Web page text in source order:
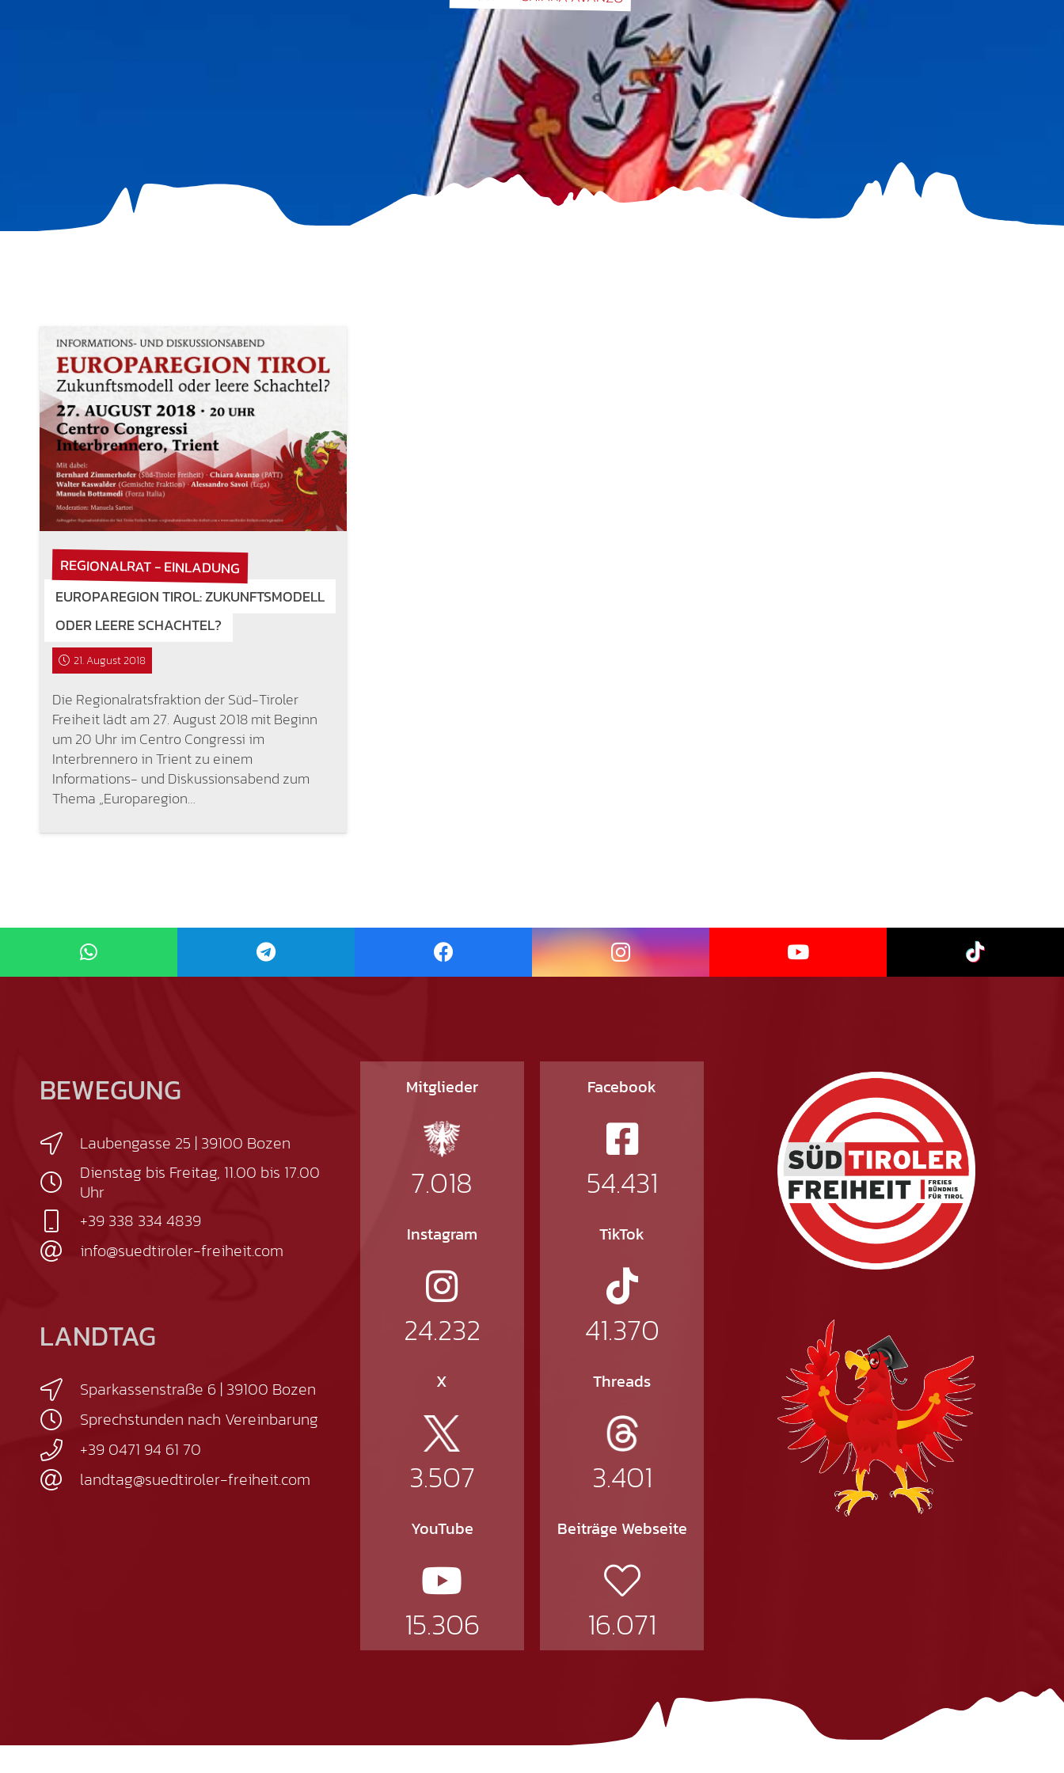
REGIONALRAT - EINLADUNG
EUROPAREGION TIROL: ZUKUNFTSMODELL
ODER LEERE SCHACHTEL?
21. August 2018
Die Regionalratsfraktion der Süd-Tiroler
Freiheit lädt am 27. August 2018 mit Beginn
um 20 Uhr im Centro Congressi im
Interbrennero in Trient zu einem
Informations- und Diskussionsabend zum
Thema „Europaregion…
BEWEGUNG
Laubengasse 25 | 39100 Bozen
Dienstag bis Freitag, 11.00 bis 17.00
Uhr
+39 338 334 4839
info@suedtiroler-freiheit.com
LANDTAG
Sparkassenstraße 6 | 39100 Bozen
Sprechstunden nach Vereinbarung
+39 0471 94 61 70
landtag@suedtiroler-freiheit.com
Mitglieder
7.018
Facebook
54.431
Instagram
24.232
TikTok
41.370
X
3.507
Threads
3.401
YouTube
15.306
Beiträge Webseite
16.071